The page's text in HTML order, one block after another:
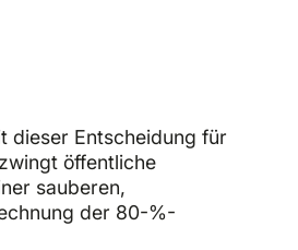
dieser Entscheidung für
öffentliche
sauberen,
der 80-%-